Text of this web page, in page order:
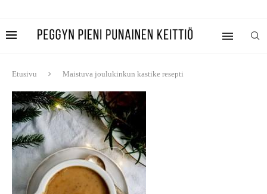
Etusivu Maistuva joulukinkun kastike resepti